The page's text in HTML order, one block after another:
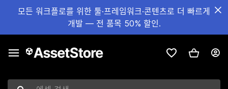
모든 워크플로를 위한 툴·프레임워크·콘텐츠로 더 빠르게
개발 — 전 품목 50% 할인.